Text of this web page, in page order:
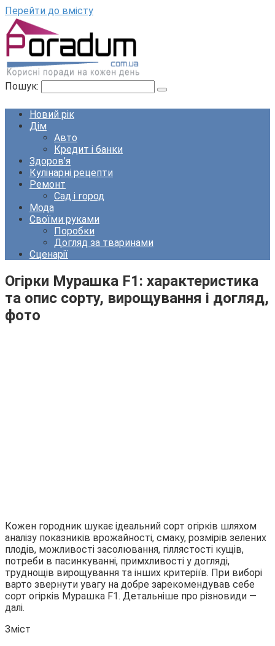
Перейти до вмісту
Пошук:
Новий рік
Дім
Авто
Кредит і банки
Здоров’я
Кулінарні рецепти
Ремонт
Сад і город
Мода
Своїми руками
Поробки
Догляд за тваринами
Сценарії
Огірки Мурашка F1: характеристика
та опис сорту, вирощування і догляд,
фото
Кожен городник шукає ідеальний сорт огірків шляхом
аналізу показників врожайності, смаку, розмірів зелених
плодів, можливості засолювання, гіллястості кущів,
потреби в пасинкуванні, примхливості у догляді,
труднощів вирощування та інших критеріїв. При виборі
варто звернути увагу на добре зарекомендував себе
сорт огірків Мурашка F1. Детальніше про різновиди —
далі.
Зміст